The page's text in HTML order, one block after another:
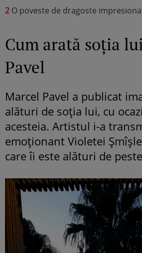
2 O poveste de dragoste
Cum arată soția
Pavel
Marcel Pavel a publicat
alături de soția lui, cu
acesteia. Artistul i-a
emoționant Violetei
care îi este alături de